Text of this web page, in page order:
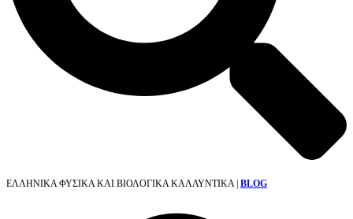
ΕΛΛΗΝΙΚΑ ΦΥΣΙΚΑ ΚΑΙ ΒΙΟΛΟΓΙΚΑ ΚΑΛΛΥΝΤΙΚΑ | BLOG